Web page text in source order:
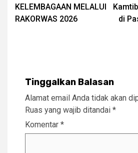
KELEMBAGAAN MELALUI
RAKORWAS 2026
di
Tinggalkan Balasan
Alamat email Anda tidak akan
Ruas yang wajib ditandai *
Komentar *